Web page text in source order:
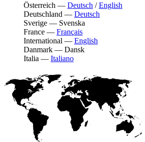
Österreich — Deutsch /English
Deutschland — Deutsch
Sverige — Svenska
France — Français
International — English
Danmark — Dansk
Italia — Italiano